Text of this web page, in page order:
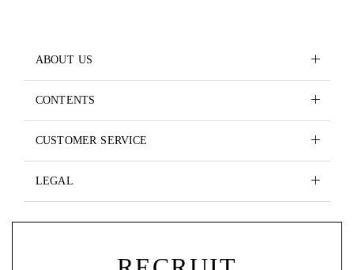
ABOUT US
CONTENTS
CUSTOMER SERVICE
LEGAL